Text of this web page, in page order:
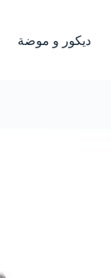
ديكور و موضة